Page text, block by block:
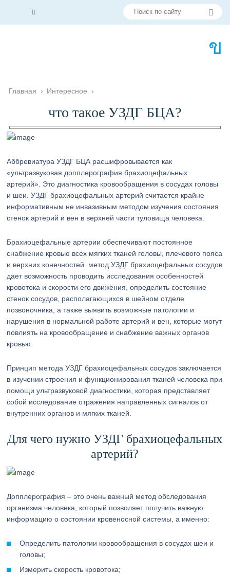
Главная › Интересное ›
что такое УЗДГ БЦА?
Аббревиатура УЗДГ БЦА расшифровывается как
«ультразвуковая допплерография брахиоцефальных
артерий». Это диагностика кровообращения в сосудах головы
и шеи. УЗДГ брахиоцефальных артерий считается крайне
информативным не инвазивным методом изучения состояния
стенок артерий и вен в верхней части туловища человека.
Брахиоцефальные артерии обеспечивают постоянное
снабжение кровью всех мягких тканей головы, плечевого пояса
и верхних конечностей. метод УЗДГ брахиоцефальных сосудов
дает возможность проводить исследования особенностей
кровотока и скорости его движения, определить состояние
стенок сосудов, располагающихся в шейном отделе
позвоночника, а также выявить возможные патологии и
нарушения в нормальной работе артерий и вен, которые могут
повлиять на кровообращение и снабжение важных органов
кровью.
Принцип метода УЗДГ брахиоцефальных сосудов заключается
в изучении строения и функционирования тканей человека при
помощи ультразвуковой диагностики, которая представляет
собой исследование отражения направленных сигналов от
внутренних органов и мягких тканей.
Для чего нужно УЗДГ брахиоцефальных
артерий?
Допплерография – это очень важный метод обследования
организма человека, который позволяет получить важную
информацию о состоянии кровеносной системы, а именно:
Определить патологии кровообращения в сосудах шеи и
головы;
Измерить скорость кровотока;